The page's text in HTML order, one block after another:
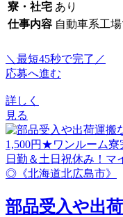
寮・社宅 あり
仕事内容 自動車系工
＼最短45秒で完了／
応募へ進む
詳しく
見る
部品受入や出